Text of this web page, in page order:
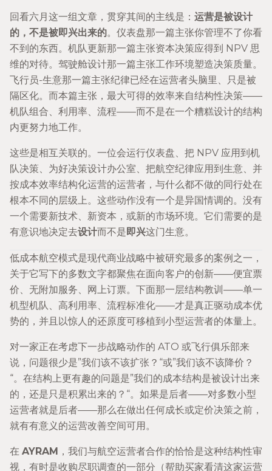
回看六月这一组文章，贯穿其间的主线是： 运营是被设计
的，不是被即兴出来的。仪表盘那一篇主张你管理不了你看
不到的东西。机队更新那一篇主张资本决策应得到 NPV 思
维的对待。驾驶舱设计那一篇主张工作环境塑造决策质量。
飞行员-生意那一篇主张纪律已经在运营者头脑里、只是被
隔区化。而本篇主张，最大可得的效率来自结构性决策——
机队组合、利用率、流程——而不是在一个糟糕设计的结构
内更努力地工作。
这些是相互关联的。一位会运行仪表盘、把 NPV 应用到机
队决策、为好决策设计办公室、把航空纪律应用到生意、并
按成本效率结构化运营的运营者，与什么都不做的同行处在
根本不同的层级上。这些动作没有一个是异国情调的。没有
一个需要新技术、新资本，或新的市场环境。它们需要的是
有意识地决定去设计而不是即兴这门生意。
低成本航空模式是现代商业战略中被研究最多的案例之一，
关于它写下的多数文字都聚焦在面向客户的创新——便宜票
价、无附加服务、网上订票。下面那一层结构教训——单一
机型机队、高利用率、流程标准化——才是真正驱动成本优
势的，并且以惊人的还原度可移植到小型运营者的体量上。
对一家正在考虑下一步战略动作的 ATO 或飞行俱乐部来
说，问题很少是”我们该不该扩张？“或”我们该不该降价？
“。在结构上更有趣的问题是”我们的成本结构是被设计出来
的，还是只是积累出来的？“。如果是后者——对多数小型
运营者就是后者——那么在做出任何成长或定价决策之前，
就有有意义的运营改善空间可用。
在 AYRAM ，我们与航空运营者合作的恰恰是这种结构性审
视，有时是收购尽职调查的一部分（帮助买家看清这家运营